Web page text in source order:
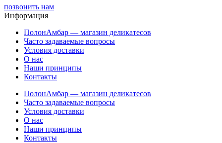
позвонить нам
Информация
ПолонАмбар — магазин деликатесов
Часто задаваемые вопросы
Условия доставки
О нас
Наши принципы
Контакты
ПолонАмбар — магазин деликатесов
Часто задаваемые вопросы
Условия доставки
О нас
Наши принципы
Контакты